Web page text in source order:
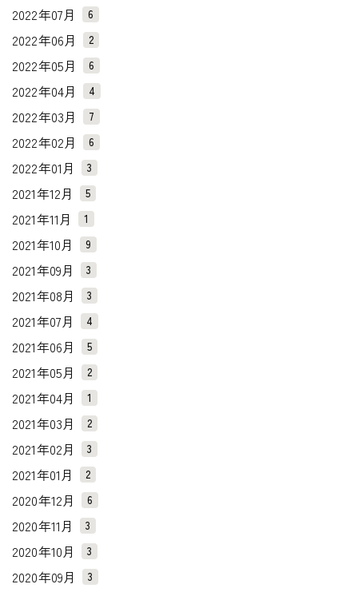
2022年07月 6
2022年06月 2
2022年05月 6
2022年04月 4
2022年03月 7
2022年02月 6
2022年01月 3
2021年12月 5
2021年11月 1
2021年10月 9
2021年09月 3
2021年08月 3
2021年07月 4
2021年06月 5
2021年05月 2
2021年04月 1
2021年03月 2
2021年02月 3
2021年01月 2
2020年12月 6
2020年11月 3
2020年10月 3
2020年09月 3